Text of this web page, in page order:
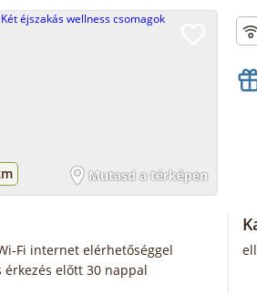
Mutasd a térképen
Fi internet elérhetőséggel
előtt 30 nappal